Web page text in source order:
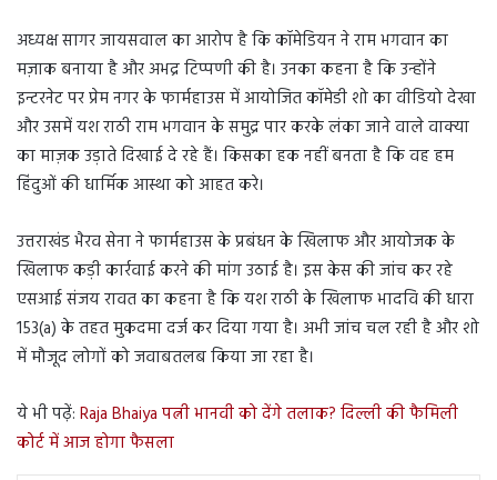
अध्यक्ष सागर जायसवाल का आरोप है कि कॉमेडियन ने राम भगवान का
मज़ाक बनाया है और अभद्र टिप्पणी की है। उनका कहना है कि उन्होंने
इन्टरनेट पर प्रेम नगर के फार्महाउस में आयोजित कॉमेडी शो का वीडियो देखा
और उसमें यश राठी राम भगवान के समुद्र पार करके लंका जाने वाले वाक्या
का माज़क उड़ाते दिखाई दे रहे हैं। किसका हक नहीं बनता है कि वह हम
हिंदुओं की धार्मिक आस्था को आहत करे।
उत्तराखंड भैरव सेना ने फार्महाउस के प्रबंधन के खिलाफ और आयोजक के
खिलाफ कड़ी कार्रवाई करने की मांग उठाई है। इस केस की जांच कर रहे
एसआई संजय रावत का कहना है कि यश राठी के खिलाफ भादवि की धारा
153(a) के तहत मुकदमा दर्ज कर दिया गया है। अभी जांच चल रही है और शो
में मौजूद लोगों को जवाबतलब किया जा रहा है।
ये भी पढ़ें: Raja Bhaiya पत्नी भानवी को देंगे तलाक? दिल्ली की फैमिली
कोर्ट में आज होगा फैसला